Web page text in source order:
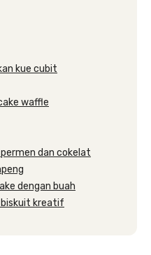
kue cubit
waffle
dan cokelat
dengan buah
biskuit kreatif